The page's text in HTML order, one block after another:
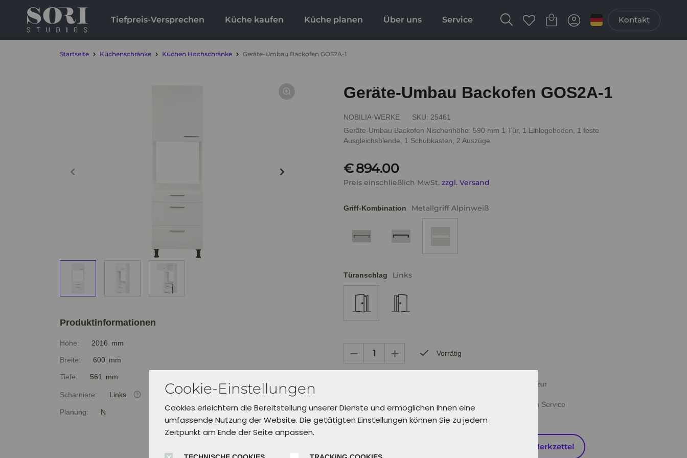
Cookie-Einstellungen
Cookies erleichtern die Bereitstellung unserer Dienste und ermöglichen Ihnen eine
umfassende Nutzung der Website. Die getätigten Einstellungen können Sie zu jedem
Zeitpunkt am Ende der Seite anpassen.
Tiefpreis-Versprechen Küche kaufen Küche planen Über uns Service Kontakt
Startseite Küchenschränke Küchen Hochschränke Geräte-Umbau Backofen GOS2A-1
Produktinformationen
Höhe: 2016 mm
Breite: 600 mm
Tiefe: 561 mm
Scharniere: Links
Planung: N
Geräte-Umbau Backofen GOS2A-1
NOBILIA-WERKE SKU: 25461
Geräte-Umbau Backofen Nischenhöhe: 590 mm 1 Tür, 1 Einlegeboden, 1 feste
Ausgleichsblende, 1 Schubkasten, 2 Auszüge
€ 894.00
Preis einschließlich MwSt. zzgl. Versand
Griff-Kombination Metallgriff Alpinweiß
Türanschlag Links
Vorrätig
Bereits zur Abholung in Verl innerhalb von 24 Stunden oder zur
Wähle dafür unter "Einkauf abschließen" deine gewünschten Service
Auf den Merkzettel